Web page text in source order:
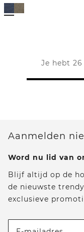
Je hebt
Aanmelden
Word nu lid van
Blijf altijd op de
de nieuwste
exclusieve